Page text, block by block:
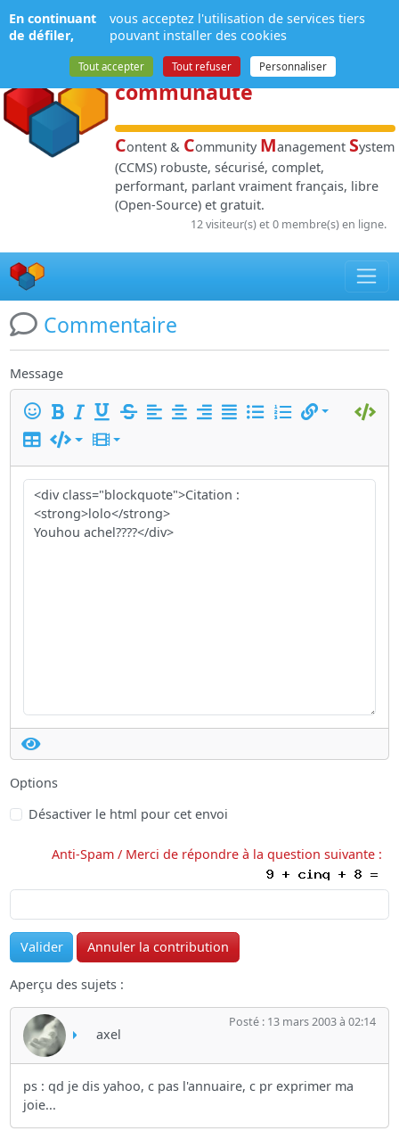
NPDS:Gestion de
contenuet de
communauté
Content & Community Management System
(CCMS) robuste, sécurisé, complet,
performant, parlant vraiment français, libre
(Open-Source) et gratuit.
12 visiteur(s) et 0 membre(s) en ligne.
Commentaire
Message
Options
Désactiver le html pour cet envoi
Anti-Spam / Merci de répondre à la question suivante :
Aperçu des sujets :
axel
Posté : 13 mars 2003 à 02:14
ps : qd je dis yahoo, c pas l'annuaire, c pr exprimer ma
joie...
Panneau de gestion des cookies
En continuant
de défiler,
vous acceptez l'utilisation de services tiers
pouvant installer des cookies
Tout accepter Tout refuser Personnaliser